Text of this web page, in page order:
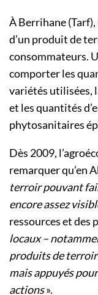
À Berrihane
d’un produit de
consommateurs.
comporter les
variétés utilisées,
et les quantités
phytosanitaires
Dès 2009,
remarquer qu’en
terroir pouvant
encore assez
ressources et des
locaux –
produits de
mais appuyés
actions».